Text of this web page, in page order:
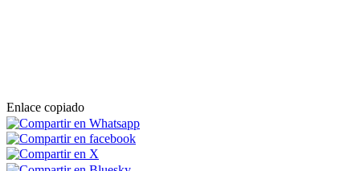
Enlace copiado